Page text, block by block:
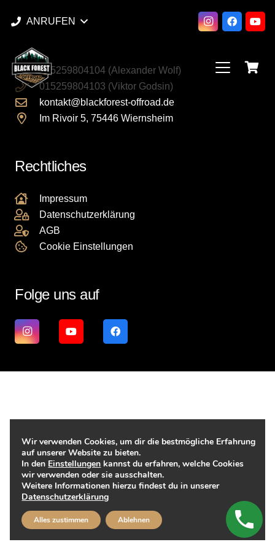
ANRUFEN
015259804104 (Alexander Wolf)
015259804103 (Viktor Godsin)
kontakt@blackforest-offroad.de
Im Rivoir 5, 75446 Wiernsheim
Rechtliches
Impressum
Datenschutzerklärung
AGB
Cookie Einstellungen
Folge uns auf
Wir verwenden Cookies, um dir die bestmögliche Erfahrung
auf unserer Website zu bieten.
In den Einstellungen kannst du erfahren, welche Cookies
wir verwenden oder sie ausschalten.
Weitere Informationen hierzu findest du in unserer
Datenschutzerklärung
Alles zustimmen Ablehnen